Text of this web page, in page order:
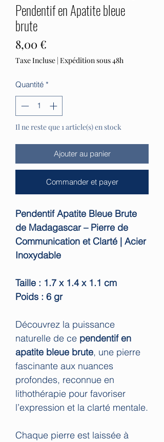
Pendentif en Apatite bleue
brute
8,00 €
Taxe Incluse | Expédition sous 48h
Quantité *
Il ne reste que 1 article(s) en stock
Ajouter au panier
Commander et payer
Pendentif Apatite Bleue Brute
de Madagascar – Pierre de
Communication et Clarté | Acier
Inoxydable
Taille : 1.7 x 1.4 x 1.1 cm
Poids : 6 gr
Découvrez la puissance
naturelle de ce pendentif en
apatite bleue brute, une pierre
fascinante aux nuances
profondes, reconnue en
lithothérapie pour favoriser
l’expression et la clarté mentale.
Chaque pierre est laissée à